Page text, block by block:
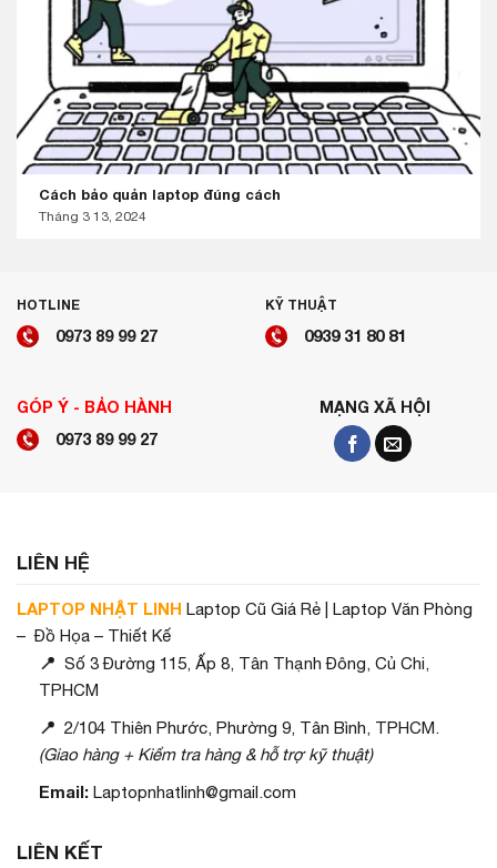
Cách bảo quản laptop đúng cách
Tháng 3 13, 2024
HOTLINE
0973 89 99 27
KỸ THUẬT
0939 31 80 81
GÓP Ý - BẢO HÀNH
0973 89 99 27
MẠNG XÃ HỘI
LIÊN HỆ
LAPTOP NHẬT LINH Laptop Cũ Giá Rẻ | Laptop Văn Phòng
– Đồ Họa – Thiết Kế
📍 Số 3 Đường 115, Ấp 8, Tân Thạnh Đông, Củ Chi,
TPHCM
📍 2/104 Thiên Phước, Phường 9, Tân Bình, TPHCM.
(Giao hàng + Kiểm tra hàng & hỗ trợ kỹ thuật)
Email:Laptopnhatlinh@gmail.com
LIÊN KẾT